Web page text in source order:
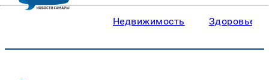
Недвижимость Здоровье